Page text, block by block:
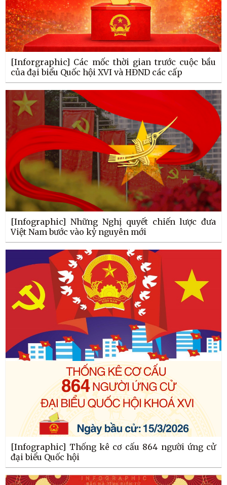
[Inforgraphic] Các mốc thời gian trước cuộc bầu
của đại biểu Quốc hội XVI và HĐND các cấp
[Infographic] Những Nghị quyết chiến lược đưa
Việt Nam bước vào kỷ nguyên mới
[Infographic] Thống kê cơ cấu 864 người ứng cử
đại biểu Quốc hội